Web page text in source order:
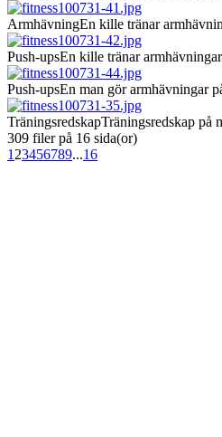
ArmhävningEn kille tränar
Push-upsEn kille tränar
Push-upsEn man gör armhävningar
TräningsredskapTräningsredskap på
309 filer på 16 sida(or)
1 23456789...16